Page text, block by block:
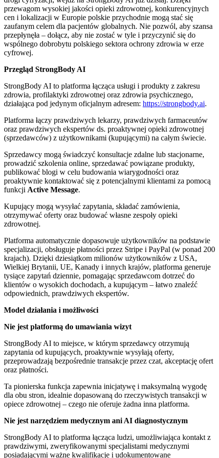
przewagom wysokiej jakości opieki zdrowotnej, konkurencyjnych
cen i lokalizacji w Europie polskie przychodnie mogą stać się
zaufanym celem dla pacjentów globalnych. Nie pozwól, aby szansa
przepłynęła – dołącz, aby nie zostać w tyle i przyczynić się do
wspólnego dobrobytu polskiego sektora ochrony zdrowia w erze
cyfrowej.
Przegląd StrongBody AI
StrongBody AI to platforma łącząca usługi i produkty z zakresu
zdrowia, profilaktyki zdrowotnej oraz zdrowia psychicznego,
działająca pod jedynym oficjalnym adresem: https://strongbody.ai.
Platforma łączy prawdziwych lekarzy, prawdziwych farmaceutów
oraz prawdziwych ekspertów ds. proaktywnej opieki zdrowotnej
(sprzedawców) z użytkownikami (kupującymi) na całym świecie.
Sprzedawcy mogą świadczyć konsultacje zdalne lub stacjonarne,
prowadzić szkolenia online, sprzedawać powiązane produkty,
publikować blogi w celu budowania wiarygodności oraz
proaktywnie kontaktować się z potencjalnymi klientami za pomocą
funkcji Active Message.
Kupujący mogą wysyłać zapytania, składać zamówienia,
otrzymywać oferty oraz budować własne zespoły opieki
zdrowotnej.
Platforma automatycznie dopasowuje użytkowników na podstawie
specjalizacji, obsługuje płatności przez Stripe i PayPal (w ponad 200
krajach). Dzięki dziesiątkom milionów użytkowników z USA,
Wielkiej Brytanii, UE, Kanady i innych krajów, platforma generuje
tysiące zapytań dziennie, pomagając sprzedawcom dotrzeć do
klientów o wysokich dochodach, a kupującym – łatwo znaleźć
odpowiednich, prawdziwych ekspertów.
Model działania i możliwości
Nie jest platformą do umawiania wizyt
StrongBody AI to miejsce, w którym sprzedawcy otrzymują
zapytania od kupujących, proaktywnie wysyłają oferty,
przeprowadzają bezpośrednie transakcje przez czat, akceptację ofert
oraz płatności.
Ta pionierska funkcja zapewnia inicjatywę i maksymalną wygodę
dla obu stron, idealnie dopasowaną do rzeczywistych transakcji w
opiece zdrowotnej – czego nie oferuje żadna inna platforma.
Nie jest narzędziem medycznym ani AI diagnostycznym
StrongBody AI to platforma łącząca ludzi, umożliwiająca kontakt z
prawdziwymi, zweryfikowanymi specjalistami medycznymi
posiadającymi ważne kwalifikacje i udokumentowane